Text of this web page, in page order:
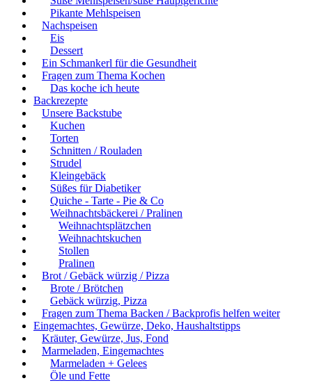
Pikante Mehlspeisen
Nachspeisen
Eis
Dessert
Ein Schmankerl für die Gesundheit
Fragen zum Thema Kochen
Das koche ich heute
Backrezepte
Unsere Backstube
Kuchen
Torten
Schnitten / Rouladen
Strudel
Kleingebäck
Süßes für Diabetiker
Quiche - Tarte - Pie & Co
Weihnachtsbäckerei / Pralinen
Weihnachtsplätzchen
Weihnachtskuchen
Stollen
Pralinen
Brot / Gebäck würzig / Pizza
Brote / Brötchen
Gebäck würzig, Pizza
Fragen zum Thema Backen / Backprofis helfen weiter
Eingemachtes, Gewürze, Deko, Haushaltstipps
Kräuter, Gewürze, Jus, Fond
Marmeladen, Eingemachtes
Marmeladen + Gelees
Öle und Fette